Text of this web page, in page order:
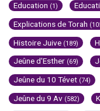
Education (1)
Explications de Torah
Histoire Juive (189)
Jeûne d'Esther (69)
Jeûne du 10 Tévet (74)
Jeûne du 9 Av (582)